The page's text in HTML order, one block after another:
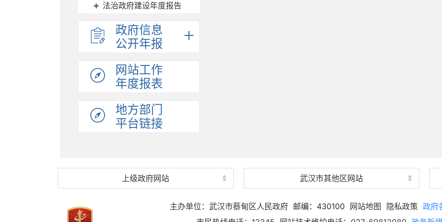
法治政府建设年度报告
政府信息
公开年报
网站工作
年度报表
地方部门
平台链接
上级政府网站 武汉市其他区网站
主办单位：武汉市蔡甸区人民政府 邮编：430100 网站地图 隐私政策 政府